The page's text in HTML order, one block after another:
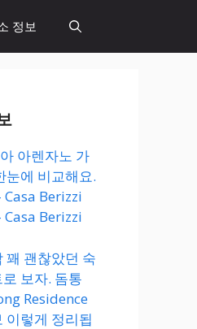
정보
아렌자노 가
눈에 비교해요.
Berizzi
Berizzi
꽤 괜찮았던 숙
보자. 돔통
Residence
이렇게 정리됩